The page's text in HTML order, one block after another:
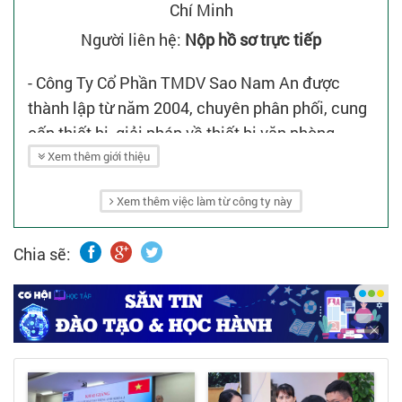
Chí Minh
Người liên hệ: Nộp hồ sơ trực tiếp
- Công Ty Cổ Phần TMDV Sao Nam An được
thành lập từ năm 2004, chuyên phân phối, cung
cấp thiết bị, giải pháp về thiết bị văn phòng,
thiết bị an ninh, thiết bị mạng... hàng đầu tại
Xem thêm giới thiệu
Xem thêm việc làm từ công ty này
Chia sẽ: